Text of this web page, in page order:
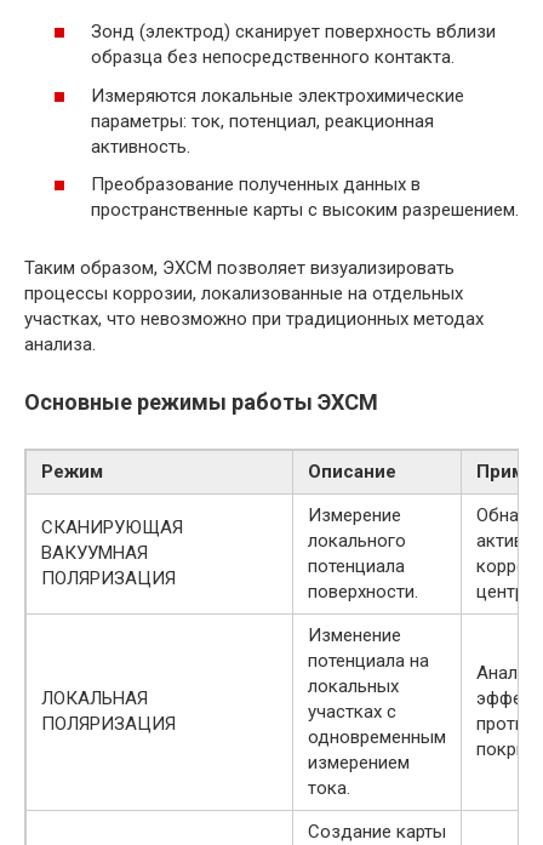
Зонд (электрод) сканирует поверхность вблизи
образца без непосредственного контакта.
Измеряются локальные электрохимические
параметры: ток, потенциал, реакционная
активность.
Преобразование полученных данных в
пространственные карты с высоким разрешением.
Таким образом, ЭХСМ позволяет визуализировать
процессы коррозии, локализованные на отдельных
участках, что невозможно при традиционных методах
анализа.
Основные режимы работы ЭХСМ
Режим Описание
СКАНИРУЮЩАЯ
ВАКУУМНАЯ
ПОЛЯРИЗАЦИЯ
Измерение
локального
потенциала
поверхности.
ЛОКАЛЬНАЯ
ПОЛЯРИЗАЦИЯ
Изменение
потенциала на
локальных
участках с
одновременным
измерением
тока.
Анализ
Создание карты